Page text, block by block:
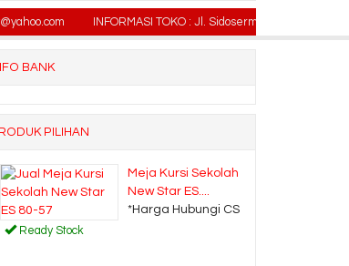
INFORMASI TOKO : Jl. Sidosermo II / 76 (Ruko Graha
BANK
PILIHAN
Meja Kursi Sekolah
New Star ES....
*Harga Hubungi CS
Ready Stock